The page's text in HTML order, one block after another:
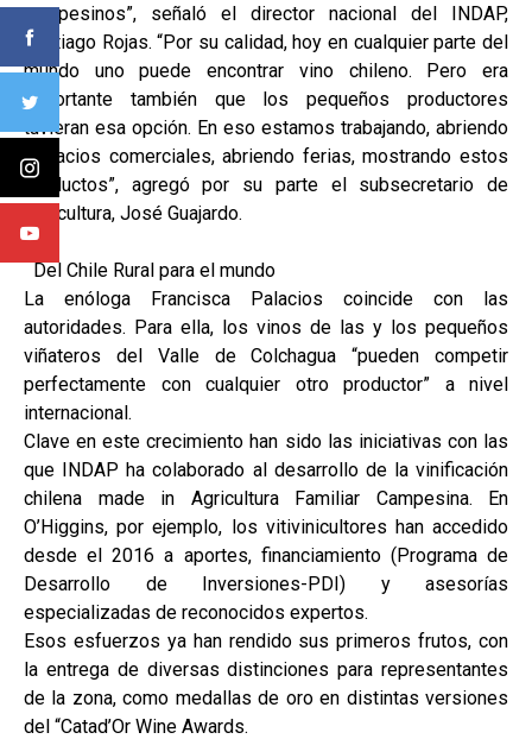
campesinos”, señaló el director nacional del INDAP,
Santiago Rojas. “Por su calidad, hoy en cualquier parte del
mundo uno puede encontrar vino chileno. Pero era
importante también que los pequeños productores
tuvieran esa opción. En eso estamos trabajando, abriendo
espacios comerciales, abriendo ferias, mostrando estos
productos”, agregó por su parte el subsecretario de
Agricultura, José Guajardo.
Del Chile Rural para el mundo
La enóloga Francisca Palacios coincide con las
autoridades. Para ella, los vinos de las y los pequeños
viñateros del Valle de Colchagua “pueden competir
perfectamente con cualquier otro productor” a nivel
internacional.
Clave en este crecimiento han sido las iniciativas con las
que INDAP ha colaborado al desarrollo de la vinificación
chilena made in Agricultura Familiar Campesina. En
O’Higgins, por ejemplo, los vitivinicultores han accedido
desde el 2016 a aportes, financiamiento (Programa de
Desarrollo de Inversiones-PDI) y asesorías
especializadas de reconocidos expertos.
Esos esfuerzos ya han rendido sus primeros frutos, con
la entrega de diversas distinciones para representantes
de la zona, como medallas de oro en distintas versiones
del “Catad’Or Wine Awards.